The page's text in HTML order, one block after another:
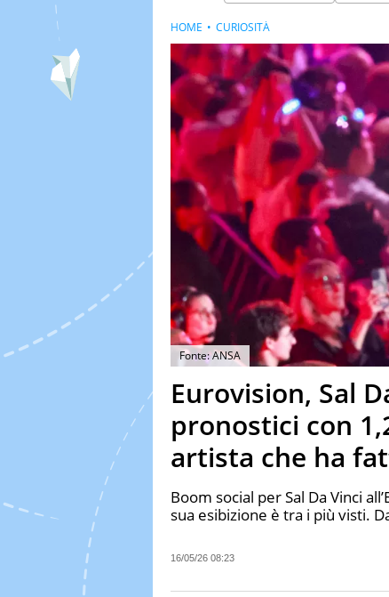
Fonte: ANSA
Eurovision, Sal
pronostici con
artista che ha
Boom social per Sal Da Vinci
sua esibizione è tra i più visti.
16/05/26 08:23
HOME CURIOSITÀ